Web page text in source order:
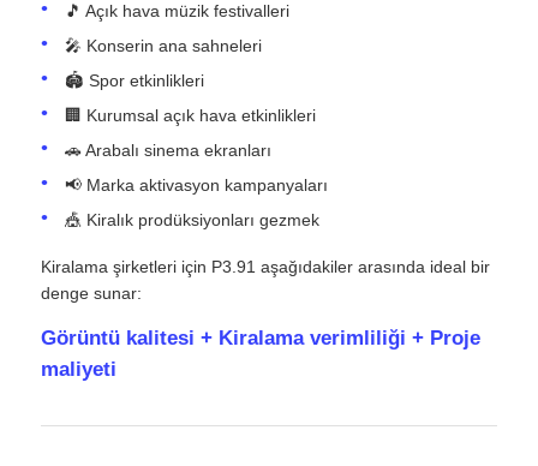
🎵 Açık hava müzik festivalleri
🎤 Konserin ana sahneleri
🏟 Spor etkinlikleri
🏢 Kurumsal açık hava etkinlikleri
🚗 Arabalı sinema ekranları
📢 Marka aktivasyon kampanyaları
🎪 Kiralık prodüksiyonları gezmek
Kiralama şirketleri için P3.91 aşağıdakiler arasında ideal bir
denge sunar:
Görüntü kalitesi + Kiralama verimliliği + Proje
maliyeti